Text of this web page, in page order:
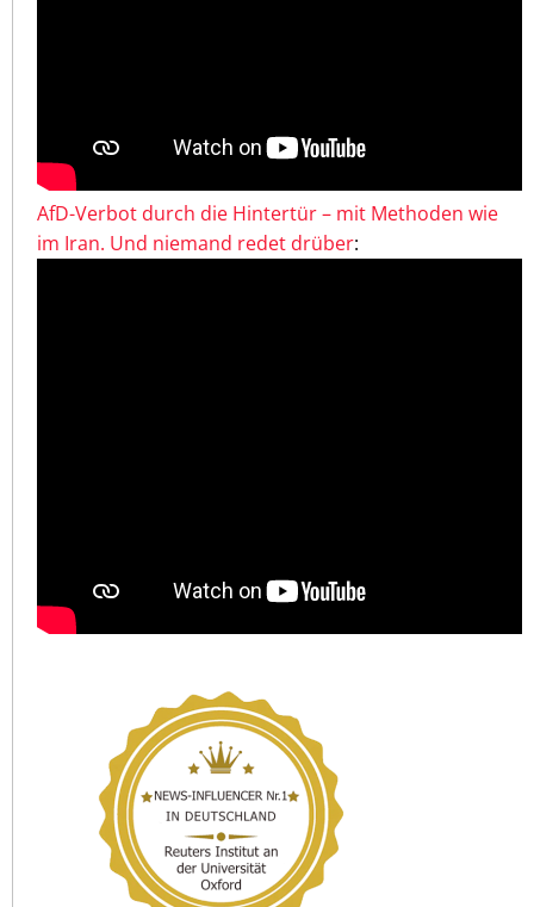
AfD-Verbot durch die Hintertür – mit Methoden wie
im Iran. Und niemand redet drüber: